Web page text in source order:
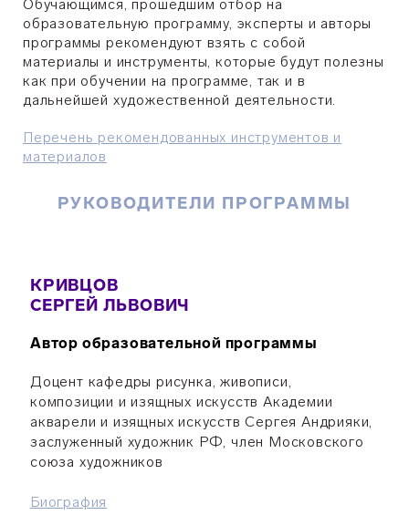
Обучающимся, прошедшим отбор на
образовательную программу, эксперты и авторы
программы рекомендуют взять с собой
материалы и инструменты, которые будут полезны
как при обучении на программе, так и в
дальнейшей художественной деятельности.
Перечень рекомендованных инструментов и
материалов
РУКОВОДИТЕЛИ ПРОГРАММЫ
КРИВЦОВ
СЕРГЕЙ ЛЬВОВИЧ
Автор образовательной программы
Доцент кафедры рисунка, живописи,
композиции и изящных искусств Академии
акварели и изящных искусств Сергея Андрияки,
заслуженный художник РФ, член Московского
союза художников
Биография